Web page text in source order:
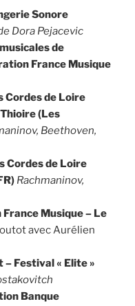
Sonore
Dora Pejacevic
de
France Musique
Cordes de Loire
(Les
Beethoven,
Cordes de Loire
Rachmaninov,
Musique – Le
avec Aurélien
– Festival « Elite »
Banque